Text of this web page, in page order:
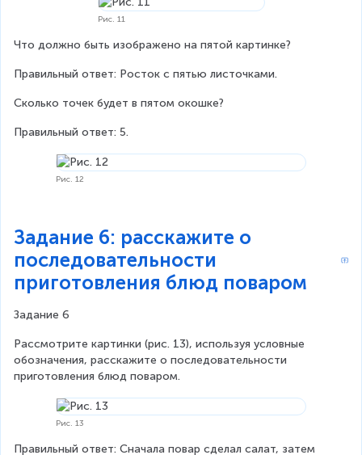
Рис. 11
Что должно быть изображено на пятой картинке?
Правильный ответ: Росток с пятью листочками.
Сколько точек будет в пятом окошке?
Правильный ответ: 5.
Рис. 12
Задание 6: расскажите о
последовательности
приготовления блюд поваром
Задание 6
Рассмотрите картинки (рис. 13), используя условные
обозначения, расскажите о последовательности
приготовления блюд поваром.
Рис. 13
Правильный ответ: Сначала повар сделал салат, затем